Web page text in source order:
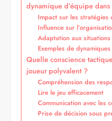
dynamique d’équipe
Impact sur les stratégies
Influence sur
Adaptation aux
Exemples de
Quelle conscience
joueur polyvalent ?
Compréhension des
Lire le jeu efficacement
Communication avec les
Prise de décision sous